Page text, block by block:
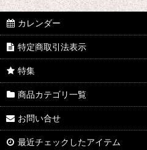
カレンダー
特定商取引法表示
特集
商品カテゴリ一覧
お問い合せ
最近チェックしたアイテム